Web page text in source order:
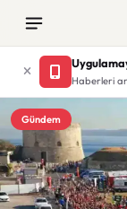
Haberleri
Gündem